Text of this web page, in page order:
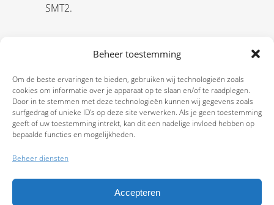
Beheer toestemming
Om de beste ervaringen te bieden, gebruiken wij technologieën zoals
cookies om informatie over je apparaat op te slaan en/of te raadplegen.
Door in te stemmen met deze technologieën kunnen wij gegevens zoals
surfgedrag of unieke ID's op deze site verwerken. Als je geen toestemming
geeft of uw toestemming intrekt, kan dit een nadelige invloed hebben op
bepaalde functies en mogelijkheden.
Beheer diensten
Accepteren
SMT2.